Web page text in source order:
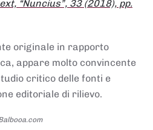
“Nuncius”, 33 (2018), pp.
originale in rapporto
appare molto convincente
critico delle fonti e
editoriale di rilievo.